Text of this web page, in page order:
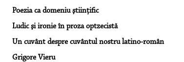
Poezia ca domeniu ştiinţific
Ludic şi ironie în proza optzecistă
Un cuvânt despre cuvântul nostru latino-român
Grigore Vieru